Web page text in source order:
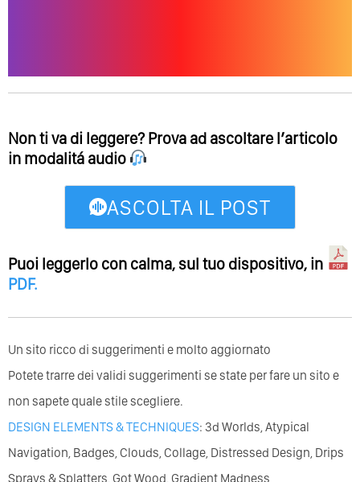
Non ti va di leggere? Prova ad ascoltare l’articolo
in modalitá audio
ASCOLTA IL POST
Puoi leggerlo con calma, sul tuo dispositivo, in
PDF.
Un sito ricco di suggerimenti e molto aggiornato
Potete trarre dei validi suggerimenti se state per fare un sito e
non sapete quale stile scegliere.
DESIGN ELEMENTS & TECHNIQUES: 3d Worlds, Atypical
Navigation, Badges, Clouds, Collage, Distressed Design, Drips
Sprays & Splatters, Got Wood, Gradient Madness